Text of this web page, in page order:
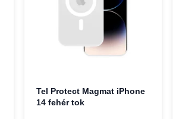
Tel Protect Magmat iPhone
14 fehér tok